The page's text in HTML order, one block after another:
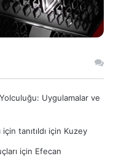
Uygulamalar ve
tanıtıldı için Kuzey
için Efecan